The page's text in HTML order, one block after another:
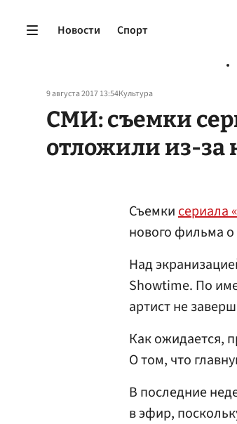
Новости Спорт
9 августа 2017 13:54Культура
СМИ: съемки
отложили из-за
Съемкисериала
нового фильма
Над
Showtime. По
артист не
Как ожидается,
О том, что
В последние
в эфир,